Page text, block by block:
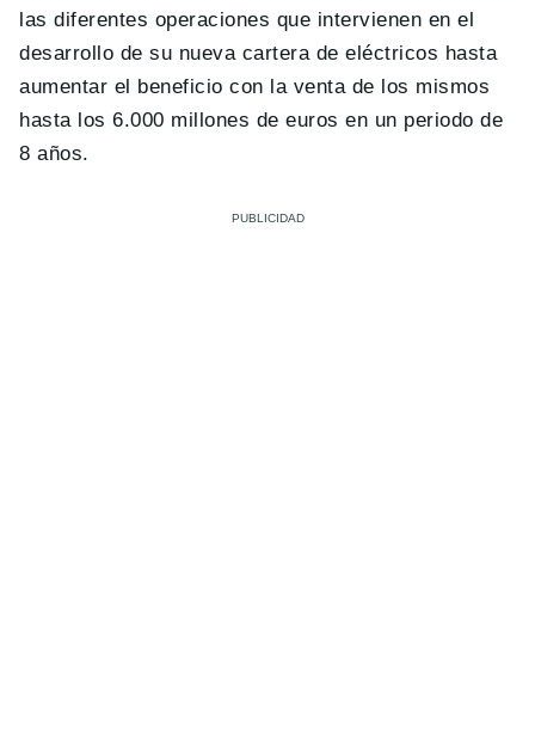
las diferentes operaciones que intervienen en el
desarrollo de su nueva cartera de eléctricos hasta
aumentar el beneficio con la venta de los mismos
hasta los 6.000 millones de euros en un periodo de
8 años.